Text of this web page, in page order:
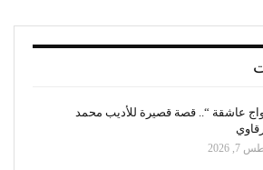
عاشقة “.. قصة قصيرة للأديب محمد
2026